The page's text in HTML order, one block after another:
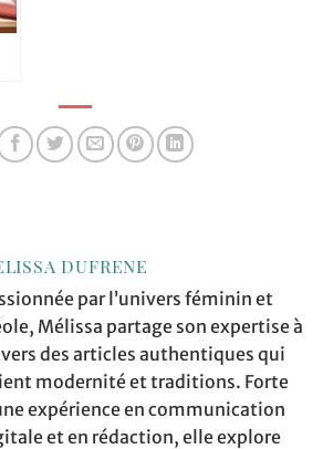
DUFRENE
par l’univers féminin et
Mélissa partage son expertise à
des articles authentiques qui
modernité et traditions. Forte
expérience en communication
et en rédaction, elle explore